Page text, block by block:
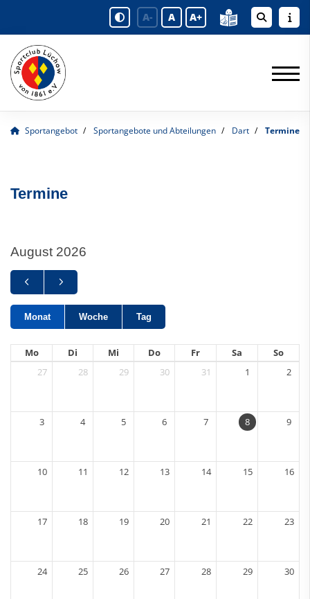
A- A A+
Sportangebot Sportangebote und Abteilungen Dart Termine
Termine
August 2026
Monat Woche Tag
Mo Di Mi Do Fr Sa
So
27
28 29 30 31 1 2
3 4 5 6 7 8 9
10 11 12 13 14 15 16
17 18 19 20 21 22 23
24 25 26 27 28 29 30